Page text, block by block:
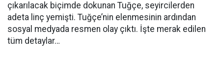
çıkarılacak biçimde dokunan Tuğçe, seyircilerden
adeta linç yemişti. Tuğçe’nin elenmesinin ardından
sosyal medyada resmen olay çıktı. İşte merak edilen
tüm detaylar…